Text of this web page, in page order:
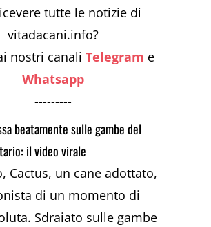
tutte le notizie di
vitadacani.info?
nostri canaliTelegram e
Whatsapp
---------
beatamente sulle gambe del
il video virale
Cactus, un cane adottato,
di un momento di
Sdraiato sulle gambe